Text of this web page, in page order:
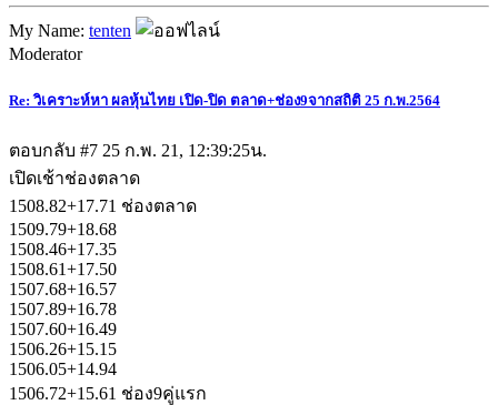
My Name: tenten
Moderator
Re: วิเคราะห์หา ผลหุ้นไทย เปิด-ปิด ตลาด+ช่อง9จากสถิติ 25 ก.พ.2564
ตอบกลับ #7 25 ก.พ. 21, 12:39:25น.
เปิดเช้าช่องตลาด
1508.82+17.71 ช่องตลาด
1509.79+18.68
1508.46+17.35
1508.61+17.50
1507.68+16.57
1507.89+16.78
1507.60+16.49
1506.26+15.15
1506.05+14.94
1506.72+15.61 ช่อง9คู่แรก